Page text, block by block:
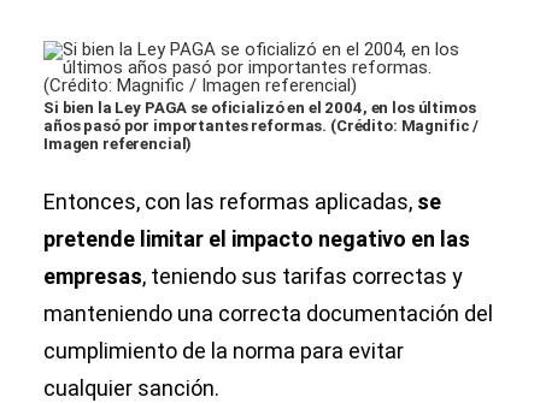
Si bien la Ley PAGA se oficializó en el 2004, en los últimos
años pasó por importantes reformas. (Crédito: Magnific /
Imagen referencial)
Entonces, con las reformas aplicadas, se
pretende limitar el impacto negativo en las
empresas, teniendo sus tarifas correctas y
manteniendo una correcta documentación del
cumplimiento de la norma para evitar
cualquier sanción.